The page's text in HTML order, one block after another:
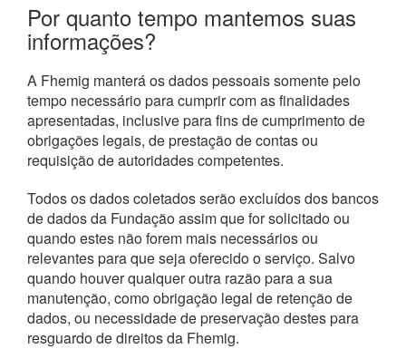
Por quanto tempo mantemos suas
informações?
A Fhemig manterá os dados pessoais somente pelo
tempo necessário para cumprir com as finalidades
apresentadas, inclusive para fins de cumprimento de
obrigações legais, de prestação de contas ou
requisição de autoridades competentes.
Todos os dados coletados serão excluídos dos bancos
de dados da Fundação assim que for solicitado ou
quando estes não forem mais necessários ou
relevantes para que seja oferecido o serviço. Salvo
quando houver qualquer outra razão para a sua
manutenção, como obrigação legal de retenção de
dados, ou necessidade de preservação destes para
resguardo de direitos da Fhemig.